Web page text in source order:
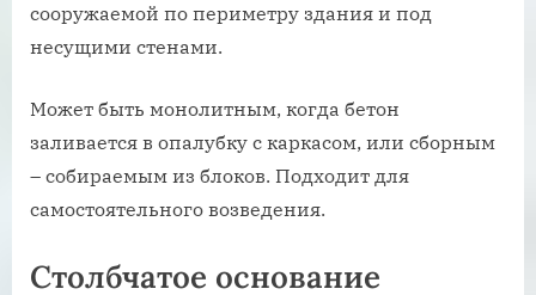
сооружаемой по периметру здания и под
несущими стенами.
Может быть монолитным, когда бетон
заливается в опалубку с каркасом, или сборным
– собираемым из блоков. Подходит для
самостоятельного возведения.
Столбчатое основание